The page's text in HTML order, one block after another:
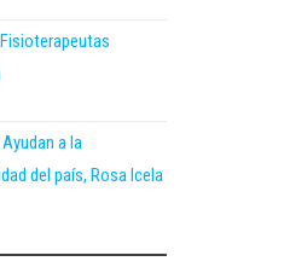
a la
del país, Rosa Icela